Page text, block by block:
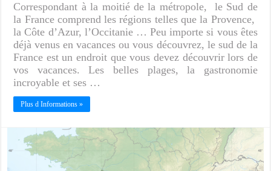
Correspondant à la moitié de la métropole, le Sud de
la France comprend les régions telles que la Provence,
la Côte d’Azur, l’Occitanie … Peu importe si vous êtes
déjà venus en vacances ou vous découvrez, le sud de la
France est un endroit que vous devez découvrir lors de
vos vacances. Les belles plages, la gastronomie
incroyable et ses …
Plus d Informations »